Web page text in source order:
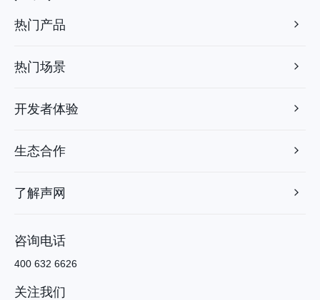
热门产品
热门场景
开发者体验
生态合作
了解声网
咨询电话
400 632 6626
关注我们